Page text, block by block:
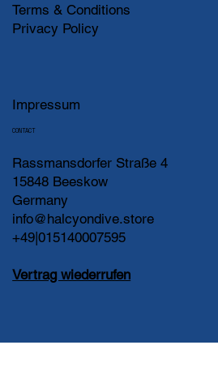
Terms & Conditions
Privacy Policy
Impressum
CONTACT
Rassmansdorfer Straße 4
15848 Beeskow
Germany
info@halcyondive.store
+49|015140007595
Vertrag wiederrufen